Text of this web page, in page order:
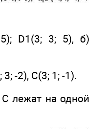
D1(3; 3; 5), б)
-2), С(3; 1; -1).
лежат на одной